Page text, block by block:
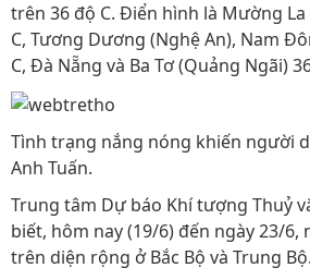
trên 36 độ C. Điển hình là Mường La
C, Tương Dương (Nghệ An), Nam
C, Đà Nẵng và Ba Tơ (Quảng Ngãi)
Tình trạng nắng nóng khiến người
Anh Tuấn.
Trung tâm Dự báo Khí tượng Thuỷ
biết, hôm nay (19/6) đến ngày 23/6,
trên diện rộng ở Bắc Bộ và Trung Bộ.